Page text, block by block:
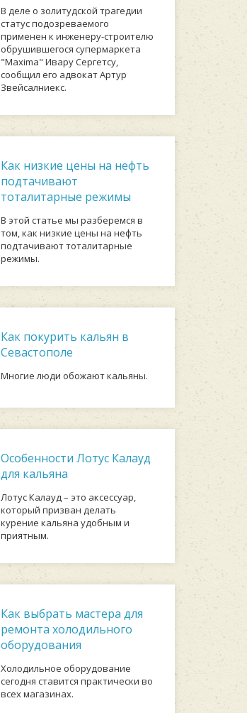
В деле о золитудской трагедии
статус подозреваемого
применен к инженеру-строителю
обрушившегося супермаркета
"Maxima" Ивару Сергетсу,
сообщил его адвокат Артур
Звейсалниекс.
Как низкие цены на нефть
подтачивают
тоталитарные режимы
В этой статье мы разберемся в
том, как низкие цены на нефть
подтачивают тоталитарные
режимы.
Как покурить кальян в
Севастополе
Многие люди обожают кальяны.
Особенности Лотус Калауд
для кальяна
Лотус Калауд – это аксессуар,
который призван делать
курение кальяна удобным и
приятным.
Как выбрать мастера для
ремонта холодильного
оборудования
Холодильное оборудование
сегодня ставится практически во
всех магазинах.